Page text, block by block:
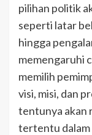
pilihan politik
seperti latar
hingga
memengaruhi
memilih
visi, misi, dan
tentunya akan
tertentu dalam